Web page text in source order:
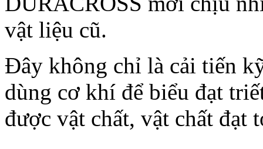
vật liệu cũ.
Đây không chỉ là cải tiến
dùng cơ khí để biểu đạt
được vật chất, vật chất đạt